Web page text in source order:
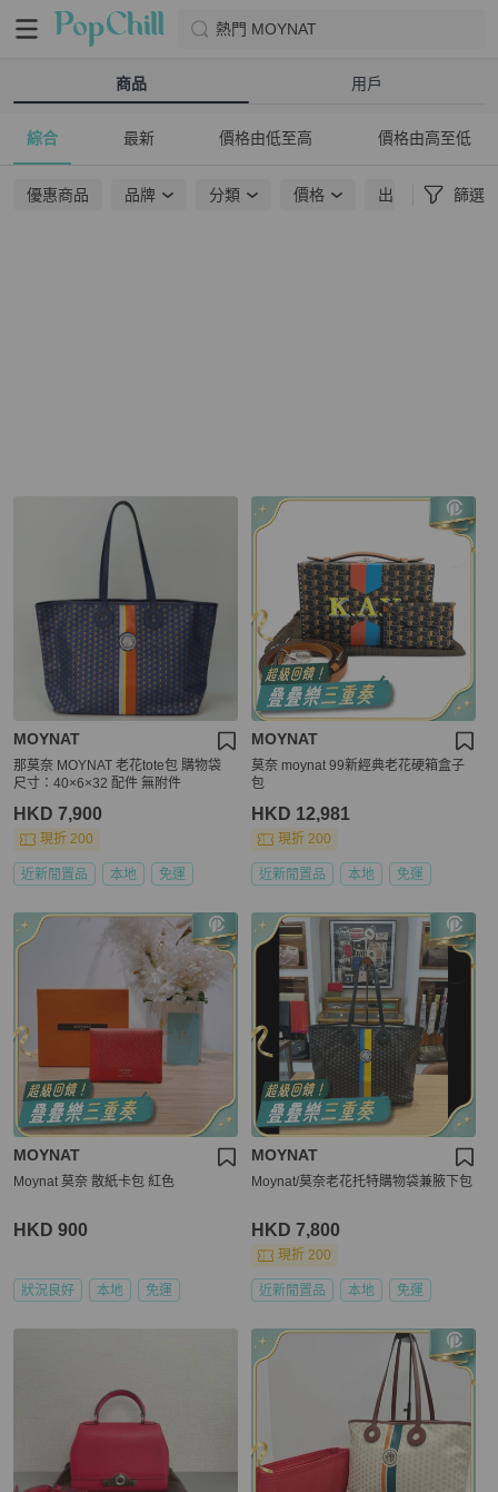
熱門 MOYNAT
商品 用戶
綜合 最新 價格由低至高 價格由高至低
優惠商品 品牌 分類 價格 出貨地點 篩選
MOYNAT
那莫奈 MOYNAT 老花tote包 購物袋
尺寸：40×6×32 配件 無附件
HKD 7,900
現折 200
近新閒置品 本地 免運
MOYNAT
莫奈 moynat 99新經典老花硬箱盒子
包
HKD 12,981
現折 200
近新閒置品 本地 免運
MOYNAT
Moynat 莫奈 散紙卡包 紅色
HKD 900
狀況良好 本地 免運
MOYNAT
Moynat/莫奈老花托特購物袋兼腋下包
HKD 7,800
現折 200
近新閒置品 本地 免運